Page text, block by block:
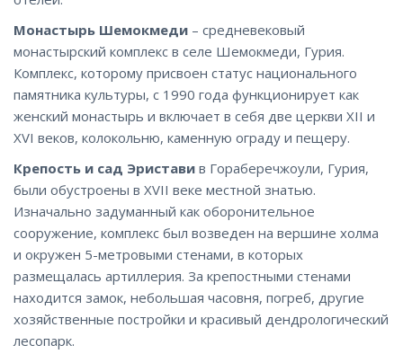
Монастырь Шемокмеди – средневековый
монастырский комплекс в селе Шемокмеди, Гурия.
Комплекс, которому присвоен статус национального
памятника культуры, с 1990 года функционирует как
женский монастырь и включает в себя две церкви XII и
XVI веков, колокольню, каменную ограду и пещеру.
Крепость и сад Эристави в Гораберечжоули, Гурия,
были обустроены в XVII веке местной знатью.
Изначально задуманный как оборонительное
сооружение, комплекс был возведен на вершине холма
и окружен 5-метровыми стенами, в которых
размещалась артиллерия. За крепостными стенами
находится замок, небольшая часовня, погреб, другие
хозяйственные постройки и красивый дендрологический
лесопарк.